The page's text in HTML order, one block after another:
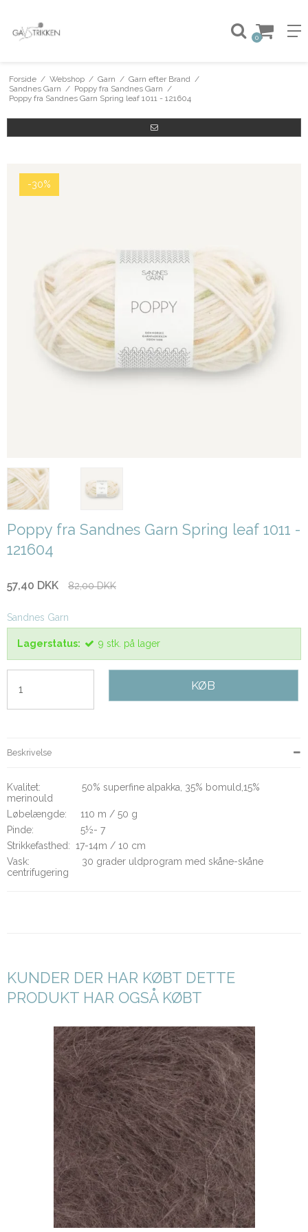
0
Forside / Webshop / Garn / Garn efter Brand /
Sandnes Garn / Poppy fra Sandnes Garn /
Poppy fra Sandnes Garn Spring leaf 1011 - 121604
-30%
Poppy fra Sandnes Garn Spring leaf 1011 -
121604
57,40 DKK 82,00 DKK
Sandnes Garn
Lagerstatus: 9 stk. på lager
KØB
Beskrivelse
Kvalitet: 50% superfine alpakka, 35% bomuld,15%
merinould
Løbelængde: 110 m / 50 g
Pinde: 5½- 7
Strikkefasthed: 17-14m / 10 cm
Vask: 30 grader uldprogram med skåne-skåne
centrifugering
KUNDER DER HAR KØBT DETTE
PRODUKT HAR OGSÅ KØBT